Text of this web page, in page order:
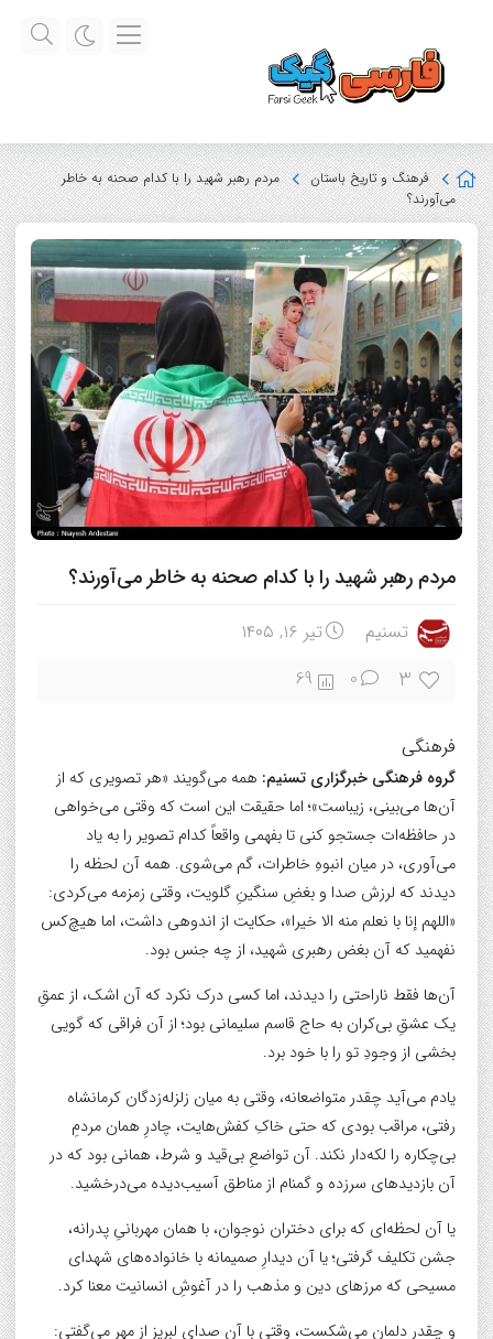
فرهنگ و تاریخ باستان
مردم رهبر شهید را با کدام صحنه به خاطر
می‌آورند؟
مردم رهبر شهید را با کدام صحنه به خاطر می‌آورند؟
تسنیم تیر ۱۶, ۱۴۰۵
3
0
69
فرهنگی
گروه فرهنگی خبرگزاری تسنیم: همه می‌گویند «هر تصویری که از
آن‌ها می‌بینی، زیباست»؛ اما حقیقت این است که وقتی می‌خواهی
در حافظه‌ات جستجو کنی تا بفهمی واقعاً کدام تصویر را به یاد
می‌آوری، در میان انبوهِ خاطرات، گم می‌شوی. همه آن لحظه را
دیدند که لرزش صدا و بغضِ سنگینِ گلویت، وقتی زمزمه می‌کردی:
«اللهم إنا با نعلم منه الا خیرا»، حکایت از اندوهی داشت، اما هیچ‌کس
نفهمید که آن بغض رهبری شهید، از چه جنس بود.
آن‌ها فقط ناراحتی را دیدند، اما کسی درک نکرد که آن اشک، از عمقِ
یک عشقِ بی‌کران به حاج قاسم سلیمانی بود؛ از آن فراقی که گویی
بخشی از وجودِ تو را با خود برد.
یادم می‌آید چقدر متواضعانه، وقتی به میان زلزله‌زدگان کرمانشاه
رفتی، مراقب بودی که حتی خاکِ کفش‌هایت، چادرِ همان مردمِ
بی‌چکاره را لکه‌دار نکند. آن تواضعِ بی‌قید و شرط، همانی بود که در
آن بازدیدهای سرزده و گمنام از مناطق آسیب‌دیده می‌درخشید.
یا آن لحظه‌ای که برای دختران نوجوان، با همان مهربانیِ پدرانه،
جشن تکلیف گرفتی؛ یا آن دیدارِ صمیمانه با خانواده‌های شهدای
مسیحی که مرزهای دین و مذهب را در آغوشِ انسانیت معنا کرد.
و چقدر دلمان می‌شکست، وقتی با آن صدای لبریز از مهر می‌گفتی: